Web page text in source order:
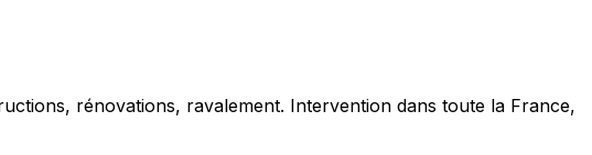
rénovations, ravalement. Intervention dans toute la France,